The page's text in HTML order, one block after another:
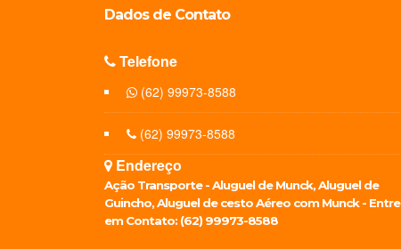
Dados de Contato
Telefone
(62) 99973-8588
(62) 99973-8588
Endereço
Ação Transporte - Aluguel de Munck, Aluguel de
Guincho, Aluguel de cesto Aéreo com Munck - Entre
em Contato: (62) 99973-8588